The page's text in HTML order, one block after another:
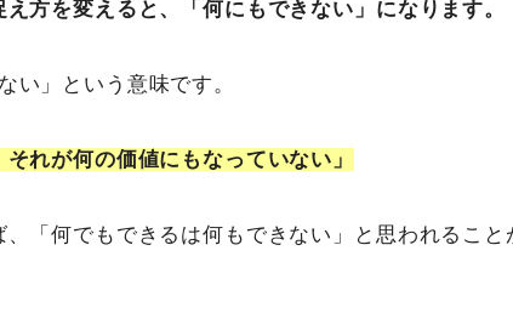
方を変えると、「何にもできない」になります。
い」という意味です。
それが何の価値にもなっていない」
「何でもできるは何もできない」と思われること